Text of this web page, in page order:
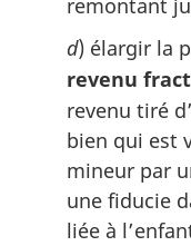
remontant
d) élargir la
revenu
revenu tiré
bien qui est
mineur par
une fiducie
liée à